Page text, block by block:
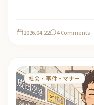
2026.04.22 4 Comments
社会・事件・マナー